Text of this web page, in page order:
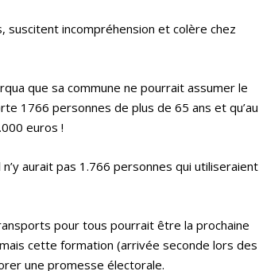
suscitent incompréhension et colère chez
que sa commune ne pourrait assumer le
1766 personnes de plus de 65 ans et qu’au
euros !
aurait pas 1.766 personnes qui utiliseraient
pour tous pourrait être la prochaine
cette formation (arrivée seconde lors des
une promesse électorale.